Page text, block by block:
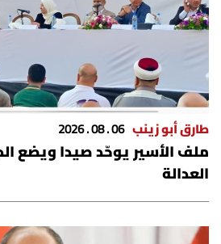
حظّك اليوم
للتاريخ
فيديو
للتواصل معنا
طارق أبو زينب 06 . 08 . 2026
ملف الأسير يوحّد صيدا ويضع
العدالة